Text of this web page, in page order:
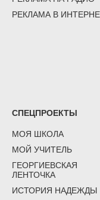
РЕКЛАМА В
СПЕЦПРОЕКТЫ
МОЯ ШКОЛА
МОЙ УЧИТЕЛЬ
ГЕОРГИЕВСКАЯ
ЛЕНТОЧКА
ИСТОРИЯ НАДЕЖДЫ